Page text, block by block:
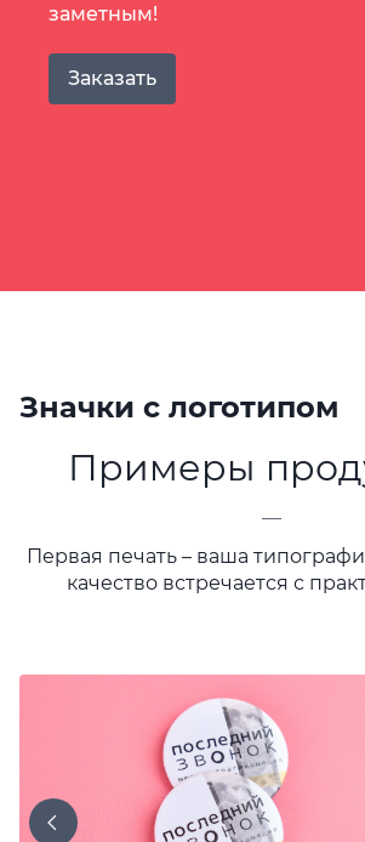
заметным!
Заказать
Значки с логотипом
Примеры
—
Первая печать – ваша
качество встречается с